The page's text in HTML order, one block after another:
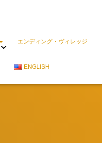
エンディング・ヴィレッジ
ENGLISH